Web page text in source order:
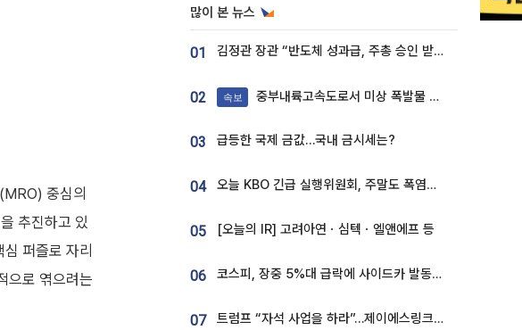
중심의
추진하고 있
퍼즐로 자리
으로 엮으려는
많이 본 뉴스
01 김정관 장관 “반도체 성과급, 주총 승인 받도록”…상법·자본시장법 개정 시사
02 속보 중부내륙고속도로서 미상 폭발물 발견
03 급등한 국제 금값…국내 금시세는?
04 오늘 KBO 긴급 실행위원회, 주말도 폭염취소 될까
05 [오늘의 IR] 고려아연ㆍ심텍ㆍ엘앤에프 등
06 코스피, 장중 5%대 급락에 사이드카 발동…삼성·SK 동반 폭락
07 트럼프 “자석 사업을 하라”…제이에스링크, 비중국 영구자석 공급망 구축 속도